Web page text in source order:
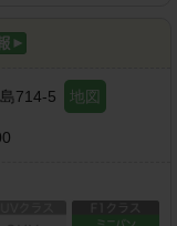
714-5 地図